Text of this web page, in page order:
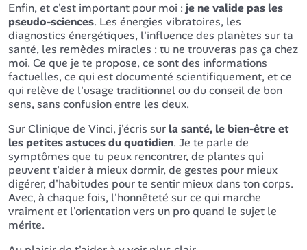
Enfin, et c'est important pour moi : je ne valide pas les
pseudo-sciences. Les énergies vibratoires, les
diagnostics énergétiques, l'influence des planètes sur ta
santé, les remèdes miracles : tu ne trouveras pas ça chez
moi. Ce que je te propose, ce sont des informations
factuelles, ce qui est documenté scientifiquement, et ce
qui relève de l'usage traditionnel ou du conseil de bon
sens, sans confusion entre les deux.
Sur Clinique de Vinci, j'écris sur la santé, le bien-être et
les petites astuces du quotidien. Je te parle de
symptômes que tu peux rencontrer, de plantes qui
peuvent t'aider à mieux dormir, de gestes pour mieux
digérer, d'habitudes pour te sentir mieux dans ton corps.
Avec, à chaque fois, l'honnêteté sur ce qui marche
vraiment et l'orientation vers un pro quand le sujet le
mérite.